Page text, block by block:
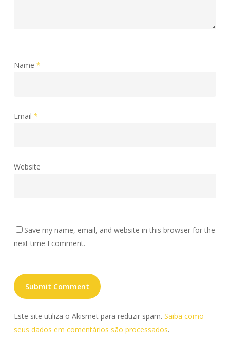
Name *
Email *
Website
Save my name, email, and website in this browser for the
next time I comment.
Este site utiliza o Akismet para reduzir spam. Saiba como
seus dados em comentários são processados.